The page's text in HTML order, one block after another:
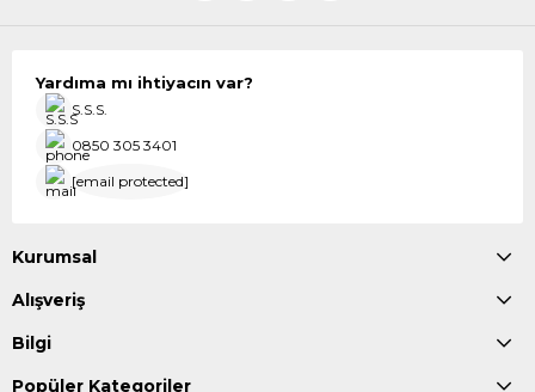
Yardıma mı ihtiyacın var?
S.S.S.
0850 305 3401
[email protected]
Kurumsal
Alışveriş
Bilgi
Popüler Kategoriler